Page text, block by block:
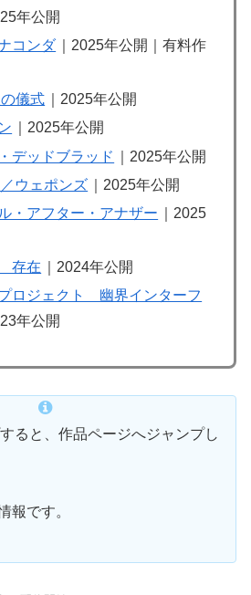
年公開
コンダ ｜2025年公開｜有料作
儀式 ｜2025年公開
｜2025年公開
デッドブラッド
｜2025年公開
ウェポンズ ｜2025年公開
・アフター・アナザー
｜2025
存在
｜2024年公開
ロジェクト 幽界インターフ
年公開
ると、作品ページへジャンプし
報です。